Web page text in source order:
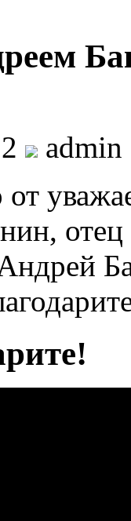
admin